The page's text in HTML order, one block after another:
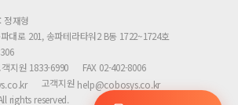
정재형
대로 201, 송파테라타워2 B동 1722~1724호
지원 1833-6990
FAX 02-402-8006
고객지원 help@cobosys.co.kr
rights reserved.